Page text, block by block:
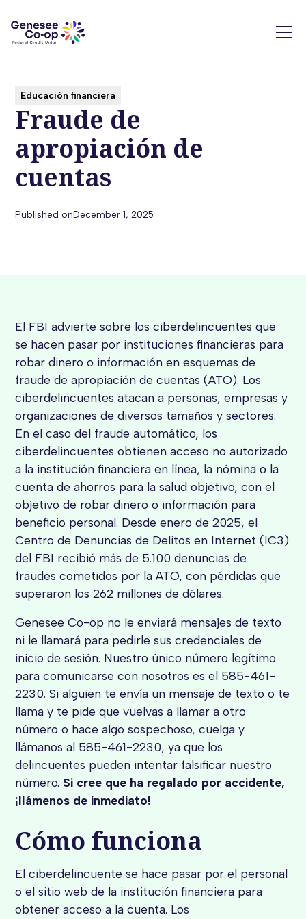
Educación financiera
Fraude de
apropiación de
cuentas
Published onDecember 1, 2025
El FBI advierte sobre los ciberdelincuentes que
se hacen pasar por instituciones financieras para
robar dinero o información en esquemas de
fraude de apropiación de cuentas (ATO). Los
ciberdelincuentes atacan a personas, empresas y
organizaciones de diversos tamaños y sectores.
En el caso del fraude automático, los
ciberdelincuentes obtienen acceso no autorizado
a la institución financiera en línea, la nómina o la
cuenta de ahorros para la salud objetivo, con el
objetivo de robar dinero o información para
beneficio personal. Desde enero de 2025, el
Centro de Denuncias de Delitos en Internet (IC3)
del FBI recibió más de 5.100 denuncias de
fraudes cometidos por la ATO, con pérdidas que
superaron los 262 millones de dólares.
Genesee Co-op no le enviará mensajes de texto
ni le llamará para pedirle sus credenciales de
inicio de sesión. Nuestro único número legítimo
para comunicarse con nosotros es el 585-461-
2230. Si alguien te envía un mensaje de texto o te
llama y te pide que vuelvas a llamar a otro
número o hace algo sospechoso, cuelga y
llámanos al 585-461-2230, ya que los
delincuentes pueden intentar falsificar nuestro
número. Si cree que ha regalado por accidente,
¡llámenos de inmediato!
Cómo funciona
El ciberdelincuente se hace pasar por el personal
o el sitio web de la institución financiera para
obtener acceso a la cuenta. Los